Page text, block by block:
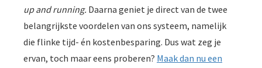
up and running. Daarna geniet je direct van de twee
belangrijkste voordelen van ons systeem, namelijk
die flinke tijd- én kostenbesparing. Dus wat zeg je
ervan, toch maar eens proberen? Maak dan nu een